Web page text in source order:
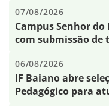
07/08/2026
Campus Senhor
com submissão
06/08/2026
IF Baiano abre
Pedagógico para